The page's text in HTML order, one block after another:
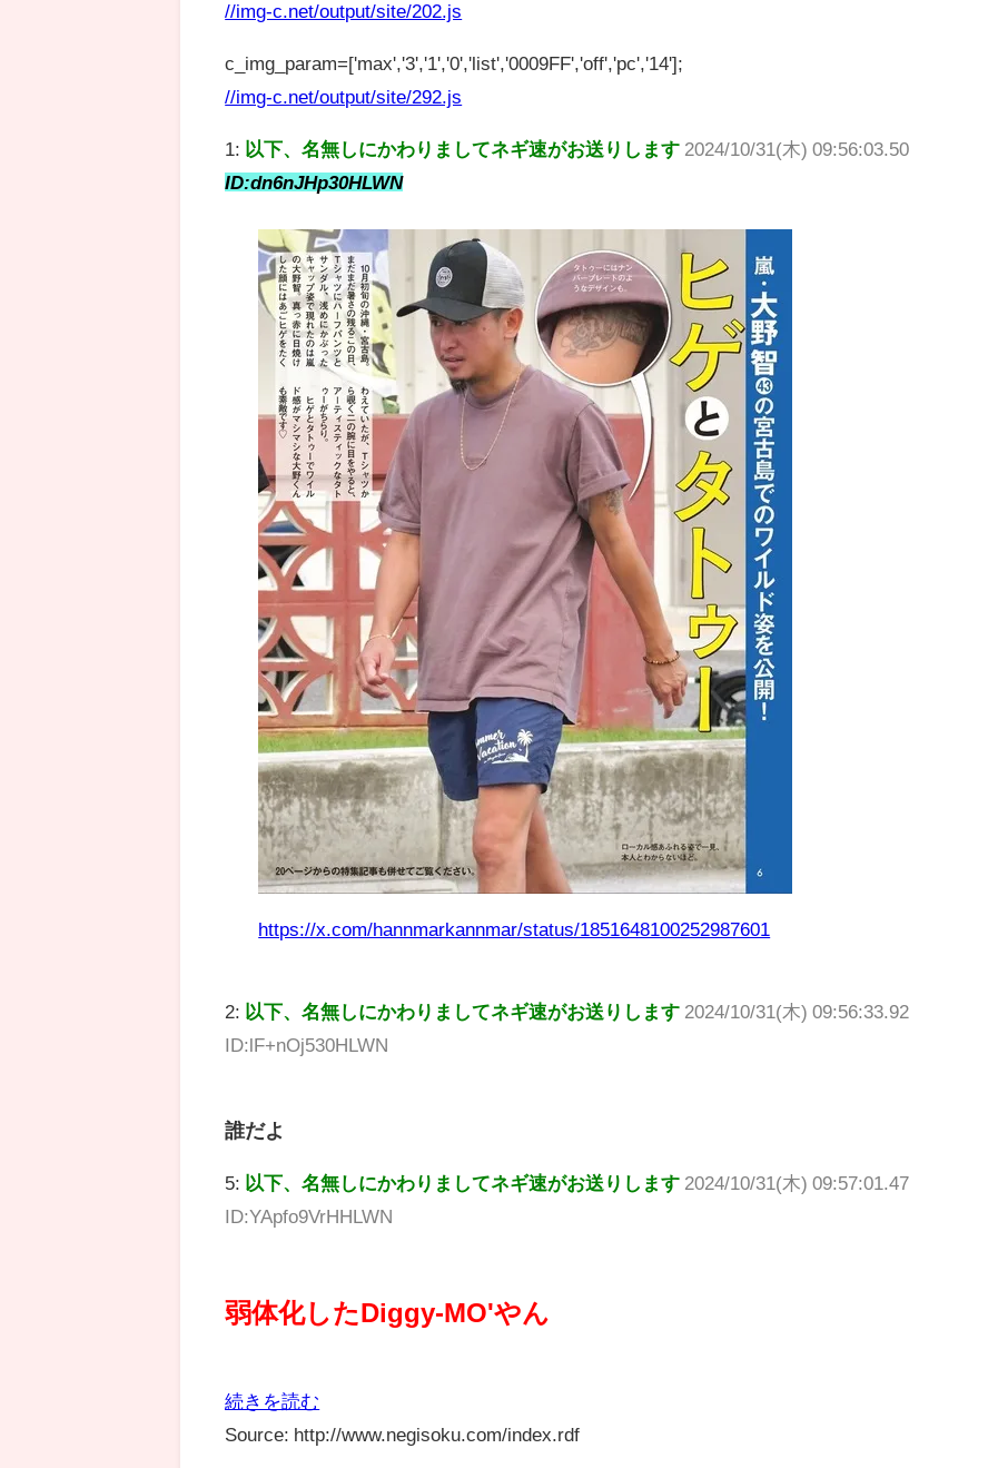
//img-c.net/output/site/202.js
c_img_param=['max','3','1','0','list','0009FF','off','pc','14'];
//img-c.net/output/site/292.js
1: 以下、名無しにかわりましてネギ速がお送りします 2024/10/31(木) 09:56:03.50
ID:dn6nJHp30HLWN
https://x.com/hannmarkannmar/status/1851648100252987601
2: 以下、名無しにかわりましてネギ速がお送りします 2024/10/31(木) 09:56:33.92
ID:lF+nOj530HLWN
誰だよ
5: 以下、名無しにかわりましてネギ速がお送りします 2024/10/31(木) 09:57:01.47
ID:YApfo9VrHHLWN
弱体化したDiggy-MO'やん
続きを読む
Source: http://www.negisoku.com/index.rdf